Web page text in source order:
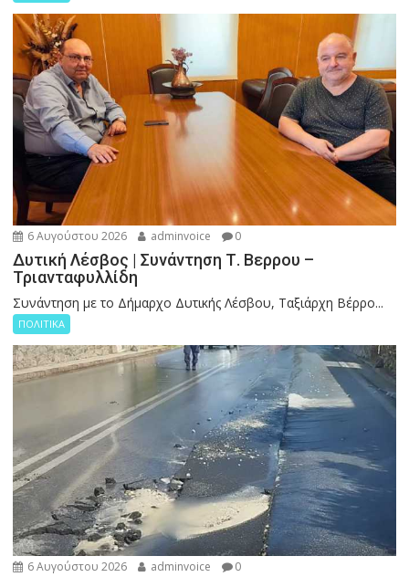
6 Αυγούστου 2026 adminvoice 0
Δυτική Λέσβος | Συνάντηση Τ. Βερρου –
Τριανταφυλλίδη
Συνάντηση με το Δήμαρχο Δυτικής Λέσβου, Ταξιάρχη Βέρρο...
ΠΟΛΙΤΙΚΑ
6 Αυγούστου 2026 adminvoice 0